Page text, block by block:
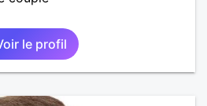
le profil